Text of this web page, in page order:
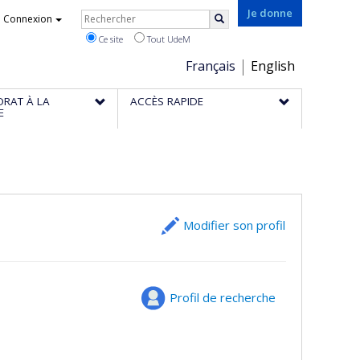
Je donne
Choix
de
la
Français English
Connexion Rechercher
Ce site Tout UdeM
À LA ACCÈS RAPIDE
Modifier son profil
Profil de recherche